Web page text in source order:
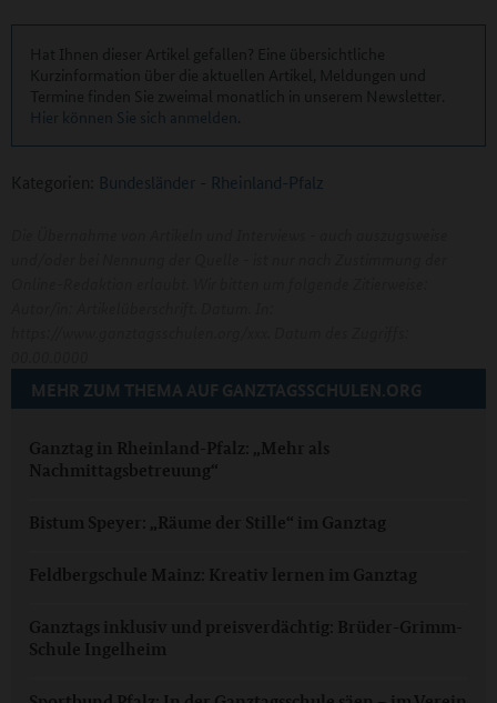
Hier können Sie sich anmelden
Kategorien: Bundesländer - Rheinland-Pfalz
MEHR ZUM THEMA AUF GANZTAGSSCHULEN.ORG
Ganztag in Rheinland-Pfalz: „Mehr als
Nachmittagsbetreuung“
Bistum Speyer: „Räume der Stille“ im Ganztag
Feldbergschule Mainz: Kreativ lernen im Ganztag
Ganztags inklusiv und preisverdächtig: Brüder-Grimm-
Schule Ingelheim